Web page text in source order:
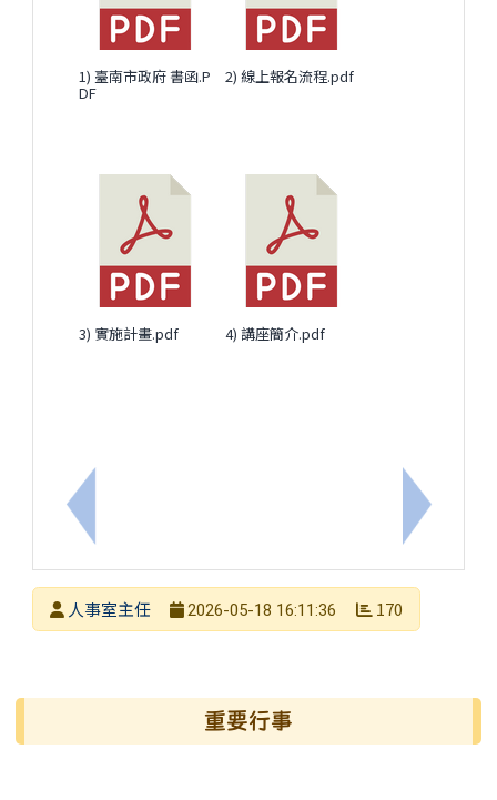
上一筆：轉知公務人員退休撫卹基金管理局辦理 「
1) 臺南市政府 書函.P
DF
2) 線上報名流程.pdf
3) 實施計畫.pdf 4) 講座簡介.pdf
下一筆：
發布者人事室主任
2026-05-18 16:11:36 170
左邊區域內容 重要行事